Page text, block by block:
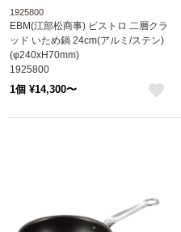
1925800
EBM(江部松商事) ビストロ 二層クラ
ッド いため鍋 24cm(アルミ/ステン)
(φ240xH70mm)
1925800
1個 ¥14,300〜